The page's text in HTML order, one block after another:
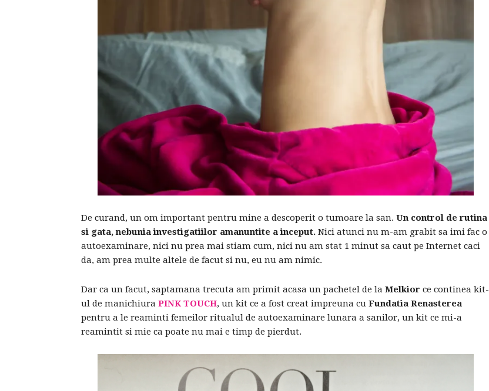
De curand, un om important pentru mine a descoperit o tumoare la san. Un control de rutina
si gata, nebunia investigatiilor amanuntite a inceput. Nici atunci nu m-am grabit sa imi fac o
autoexaminare, nici nu prea mai stiam cum, nici nu am stat 1 minut sa caut pe Internet caci
da, am prea multe altele de facut si nu, eu nu am nimic.
Dar ca un facut, saptamana trecuta am primit acasa un pachetel de la Melkior ce continea kit-
ul de manichiura PINK TOUCH, un kit ce a fost creat impreuna cu Fundatia Renasterea
pentru a le reaminti femeilor ritualul de autoexaminare lunara a sanilor, un kit ce mi-a
reamintit si mie ca poate nu mai e timp de pierdut.